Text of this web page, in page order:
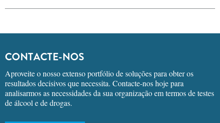
CONTACTE-NOS
Aproveite o nosso extenso portfólio de soluções para obter os
resultados decisivos que necessita. Contacte-nos hoje para
analisarmos as necessidades da sua organização em termos de testes
de álcool e de drogas.